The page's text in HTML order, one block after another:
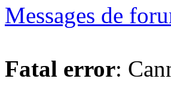
Messages de
Fatal error: